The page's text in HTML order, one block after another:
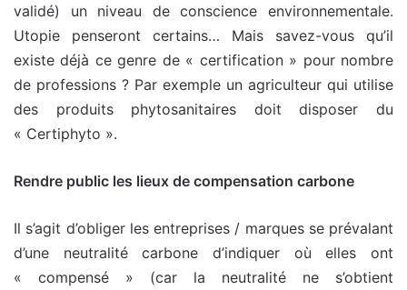
validé) un niveau de conscience environnementale.
Utopie penseront certains… Mais savez-vous qu’il
existe déjà ce genre de « certification » pour nombre
de professions ? Par exemple un agriculteur qui utilise
des produits phytosanitaires doit disposer du
« Certiphyto ».
Rendre public les lieux de compensation carbone
Il s’agit d’obliger les entreprises / marques se prévalant
d’une neutralité carbone d’indiquer où elles ont
« compensé » (car la neutralité ne s’obtient